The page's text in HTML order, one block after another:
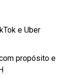
e Uber
propósito e